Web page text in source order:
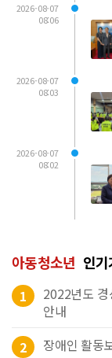
2026-08-07
08:06
2026-08-07
08:03
2026-08-07
08:02
아동청소년 인
1
2022년도
안내
2
장애인 활동